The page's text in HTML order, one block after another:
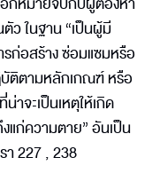
ว ในฐาน “เป็นผู้มี
ก่อสร้าง ซ่อมแซมหรือ
บัติตามหลักเกณฑ์ หรือ
าจะเป็นเหตุให้เกิด
แก่ความตาย” อันเป็น
227 , 238